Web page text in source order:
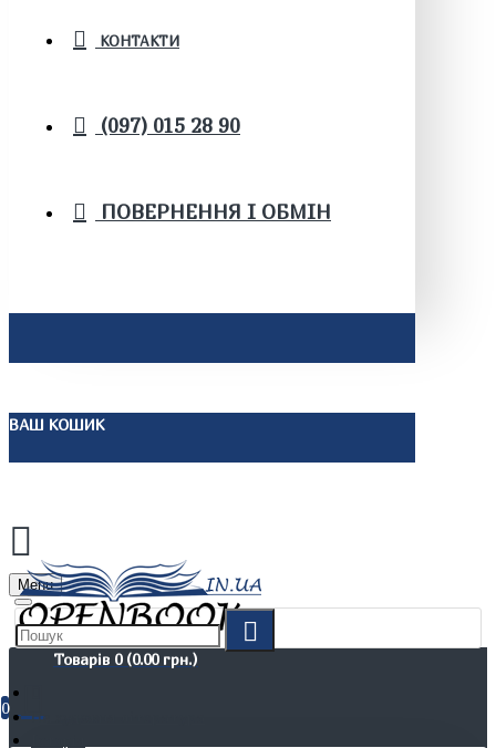
КОНТАКТИ
(097) 015 28 90
ПОВЕРНЕННЯ І ОБМІН
ВАШ КОШИК
Menu
Товарів 0 (0.00 грн.)
0
Не художня література